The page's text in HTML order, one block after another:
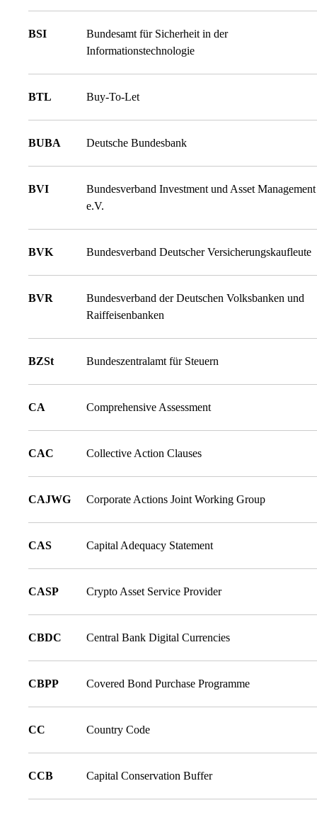
BSI
Bundesamt für Sicherheit in der
Informationstechnologie
BTL Buy-To-Let
BUBA Deutsche Bundesbank
BVI
Bundesverband Investment und Asset Management
e.V.
BVK Bundesverband Deutscher Versicherungskaufleute
BVR
Bundesverband der Deutschen Volksbanken und
Raiffeisenbanken
BZSt Bundeszentralamt für Steuern
CA Comprehensive Assessment
CAC Collective Action Clauses
CAJWG Corporate Actions Joint Working Group
CAS Capital Adequacy Statement
CASP Crypto Asset Service Provider
CBDC Central Bank Digital Currencies
CBPP Covered Bond Purchase Programme
CC Country Code
CCB Capital Conservation Buffer